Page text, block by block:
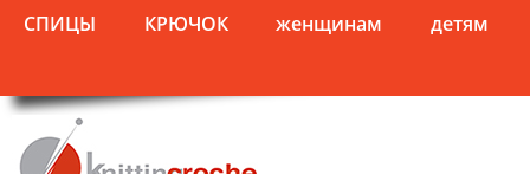
СПИЦЫ КРЮЧОК женщинам детям